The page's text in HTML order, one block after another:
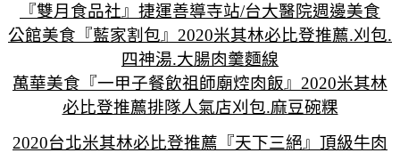
『雙月食品社』捷運善導寺站/台大醫院週邊美食
公館美食『藍家割包』2020米其林必比登推薦.刈包.
四神湯.大腸肉羹麵線
萬華美食『一甲子餐飲祖師廟焢肉飯』2020米其林
必比登推薦排隊人氣店刈包.麻豆碗粿
2020台北米其林必比登推薦『天下三絕』頂級牛肉